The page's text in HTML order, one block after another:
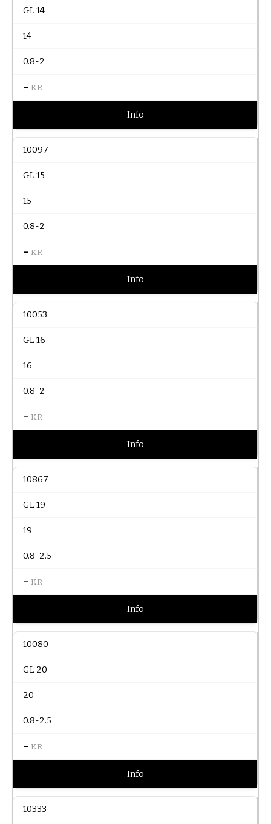
GL 14
14
0.8-2
– KR
Info
10097
GL 15
15
0.8-2
– KR
Info
10053
GL 16
16
0.8-2
– KR
Info
10867
GL 19
19
0.8-2.5
– KR
Info
10080
GL 20
20
0.8-2.5
– KR
Info
10333